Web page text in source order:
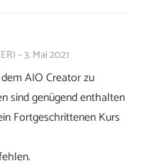
–3. Mai 2021
AIO Creator zu
sind genügend enthalten
Fortgeschrittenen Kurs